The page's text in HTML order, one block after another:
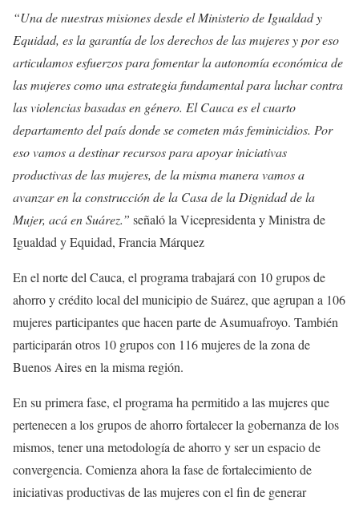
“Una de nuestras misiones desde el Ministerio de Igualdad y
Equidad, es la garantía de los derechos de las mujeres y por eso
articulamos esfuerzos para fomentar la autonomía económica de
las mujeres como una estrategia fundamental para luchar contra
las violencias basadas en género. El Cauca es el cuarto
departamento del país donde se cometen más feminicidios. Por
eso vamos a destinar recursos para apoyar iniciativas
productivas de las mujeres, de la misma manera vamos a
avanzar en la construcción de la Casa de la Dignidad de la
Mujer, acá en Suárez.” señaló la Vicepresidenta y Ministra de
Igualdad y Equidad, Francia Márquez
En el norte del Cauca, el programa trabajará con 10 grupos de
ahorro y crédito local del municipio de Suárez, que agrupan a 106
mujeres participantes que hacen parte de Asumuafroyo. También
participarán otros 10 grupos con 116 mujeres de la zona de
Buenos Aires en la misma región.
En su primera fase, el programa ha permitido a las mujeres que
pertenecen a los grupos de ahorro fortalecer la gobernanza de los
mismos, tener una metodología de ahorro y ser un espacio de
convergencia. Comienza ahora la fase de fortalecimiento de
iniciativas productivas de las mujeres con el fin de generar